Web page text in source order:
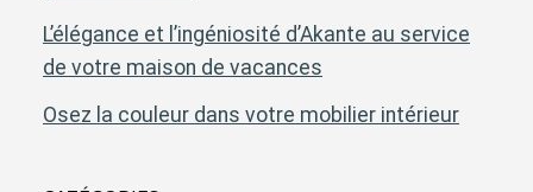
L’élégance et l’ingéniosité d’Akante au service
de votre maison de vacances
Osez la couleur dans votre mobilier intérieur